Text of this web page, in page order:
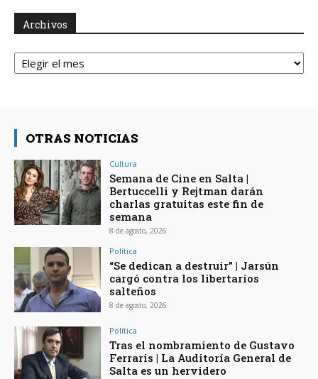
Archivos
Archivos
OTRAS NOTICIAS
Cultura
Semana de Cine en Salta |
Bertuccelli y Rejtman darán
charlas gratuitas este fin de
semana
8 de agosto, 2026
Política
“Se dedican a destruir” | Jarsún
cargó contra los libertarios
salteños
8 de agosto, 2026
Política
Tras el nombramiento de Gustavo
Ferraris | La Auditoría General de
Salta es un hervidero